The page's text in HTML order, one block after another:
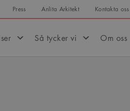
Press Anlita Arkitekt Kontakta oss
Så tycker vi Om oss